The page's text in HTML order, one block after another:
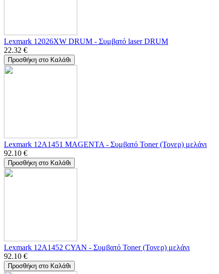
Lexmark 12026XW DRUM - Συμβατό laser DRUM
22.32 €
Προσθήκη στο Καλάθι
Lexmark 12A1451 MAGENTA - Συμβατό Toner (Τονερ) μελάνι
92.10 €
Προσθήκη στο Καλάθι
Lexmark 12A1452 CYAN - Συμβατό Toner (Τονερ) μελάνι
92.10 €
Προσθήκη στο Καλάθι